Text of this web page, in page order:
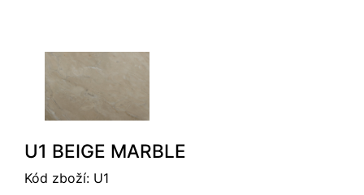
U1 BEIGE MARBLE
Kód zboží: U1